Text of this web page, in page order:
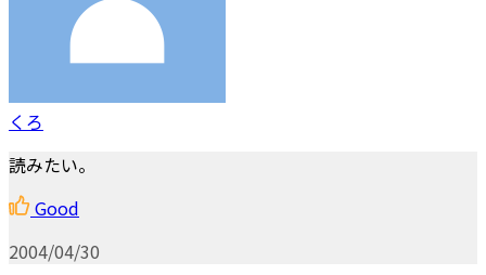
くろ
読みたい。
Good
2004/04/30